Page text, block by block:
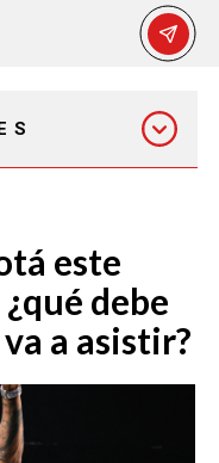
este
debe
a asistir?